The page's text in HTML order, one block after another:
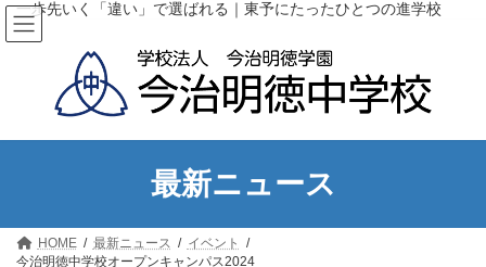
コ
ン
テ
キ
ナ
ビ
ゲ
に
一歩先いく「違い」で選ばれる｜東予にたったひとつの進学校
最新ニュース
HOME 最新ニュース
イベント
今治明徳中学校オープンキャンパス2024